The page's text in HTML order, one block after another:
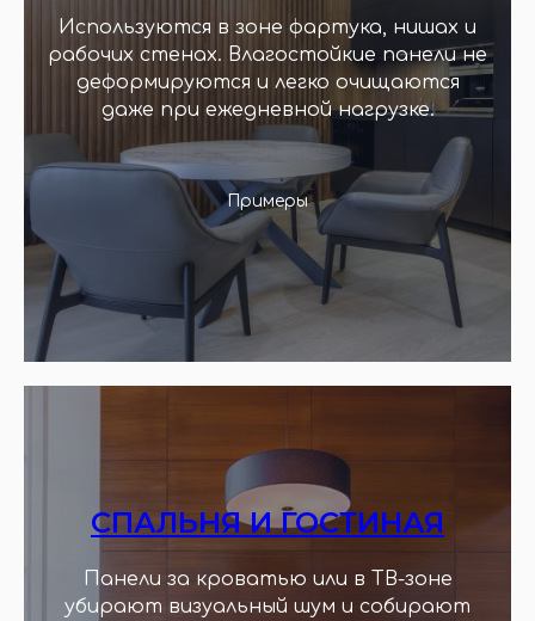
Используются в зоне фартука, нишах и
рабочих стенах. Влагостойкие панели не
деформируются и легко очищаются
даже при ежедневной нагрузке.
Примеры
СПАЛЬНЯ И ГОСТИНАЯ
Панели за кроватью или в ТВ-зоне
убирают визуальный шум и собирают